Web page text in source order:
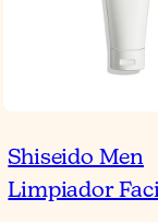
Shiseido Men
Limpiador